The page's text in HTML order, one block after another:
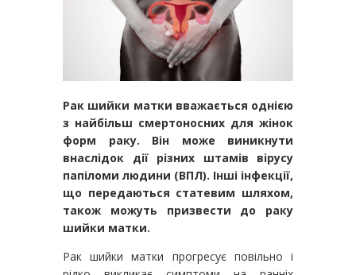
Рак шийки матки вважається однією
з найбільш смертоносних для жінок
форм раку. Він може виникнути
внаслідок дії різних штамів вірусу
папіломи людини (ВПЛ). Інші інфекції,
що передаються статевим шляхом,
також можуть призвести до раку
шийки матки.
Рак шийки матки прогресує повільно і